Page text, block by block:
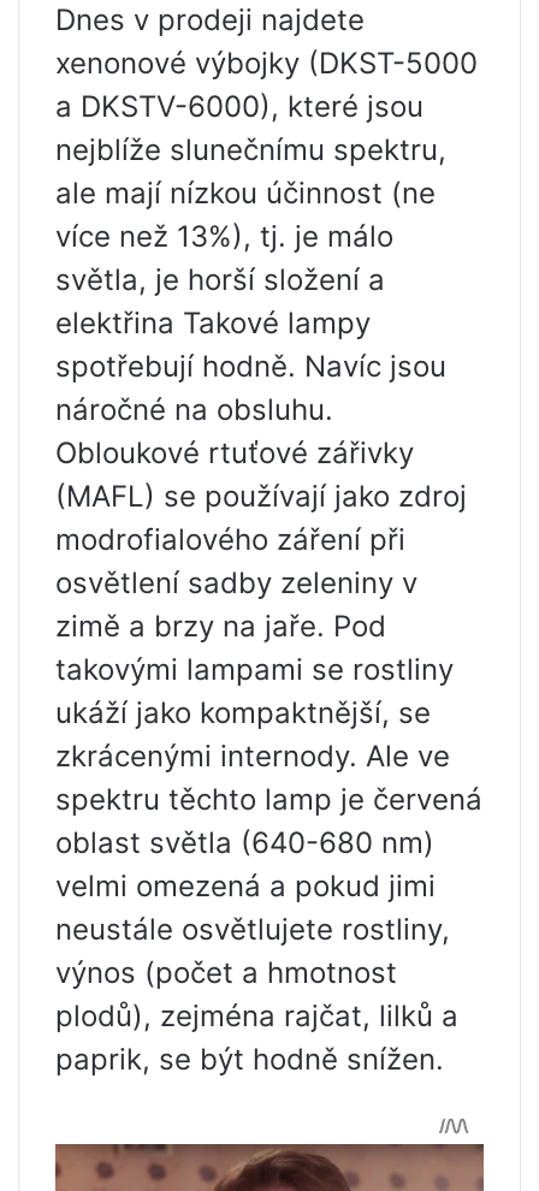
Dnes v prodeji najdete
xenonové výbojky (DKST-5000
a DKSTV-6000), které jsou
nejblíže slunečnímu spektru,
ale mají nízkou účinnost (ne
více než 13%), tj. je málo
světla, je horší složení a
elektřina Takové lampy
spotřebují hodně. Navíc jsou
náročné na obsluhu.
Obloukové rtuťové zářivky
(MAFL) se používají jako zdroj
modrofialového záření při
osvětlení sadby zeleniny v
zimě a brzy na jaře. Pod
takovými lampami se rostliny
ukáží jako kompaktnější, se
zkrácenými internody. Ale ve
spektru těchto lamp je červená
oblast světla (640-680 nm)
velmi omezená a pokud jimi
neustále osvětlujete rostliny,
výnos (počet a hmotnost
plodů), zejména rajčat, lilků a
paprik, se být hodně snížen.